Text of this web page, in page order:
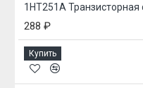
288 ₽
Купить